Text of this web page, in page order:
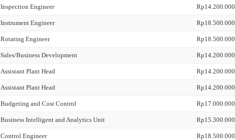
Inspection Engineer Rp14.200.000
Instrument Engineer Rp18.500.000
Rotating Engineer Rp18.500.000
Sales/Business Development Rp14.200.000
Assistant Plant Head Rp14.200.000
Assistant Plant Head Rp14.200.000
Budgeting and Cost Control Rp17.000.000
Business Intelligent and Analytics Unit Rp15.300.000
Control Engineer Rp18.500.000